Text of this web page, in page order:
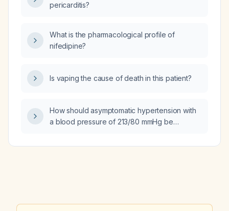
pericarditis?
What is the pharmacological profile of
nifedipine?
Is vaping the cause of death in this patient?
How should asymptomatic hypertension with
a blood pressure of 213/80 mmHg be